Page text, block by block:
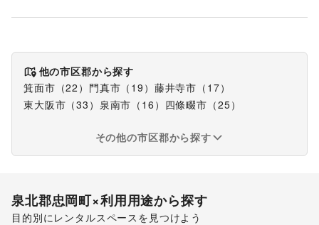
他の市区郡から探す
箕面市 （22 ） 門真市 （ 19 ） 藤井寺市 （ 17）
東大阪市 （33 ） 泉南市 （ 16 ） 四條畷市 （25）
その他の市区郡から探す
泉北郡忠岡町×利用用途から探す
目的別にレンタルスペースを見つけよう